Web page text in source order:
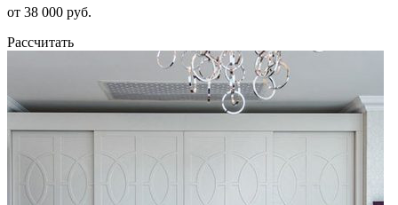
от 38 000 руб.
Рассчитать